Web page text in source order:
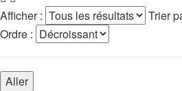
Afficher :
Trier
Ordre :